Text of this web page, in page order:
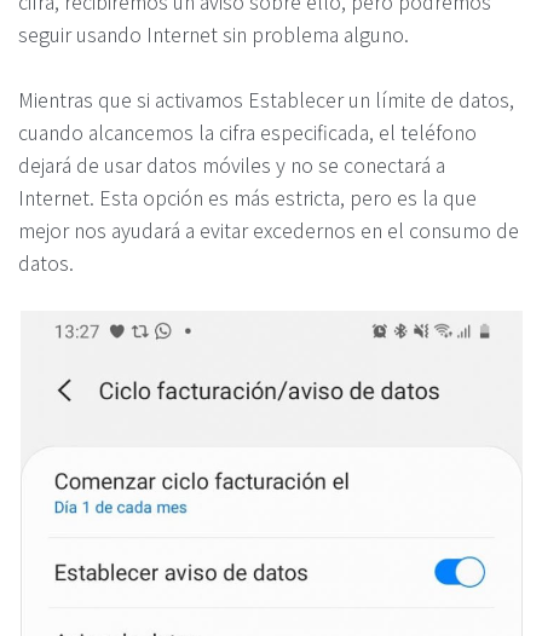
seguir usando Internet sin problema alguno.
Mientras que si activamos Establecer un límite de datos,
cuando alcancemos la cifra especificada, el teléfono
dejará de usar datos móviles y no se conectará a
Internet. Esta opción es más estricta, pero es la que
mejor nos ayudará a evitar excedernos en el consumo de
datos.